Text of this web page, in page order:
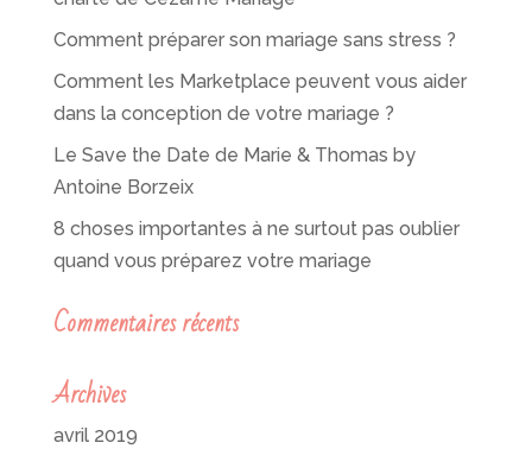
Comment préparer son mariage sans stress ?
Comment les Marketplace peuvent vous aider
dans la conception de votre mariage ?
Le Save the Date de Marie & Thomas by
Antoine Borzeix
8 choses importantes à ne surtout pas oublier
quand vous préparez votre mariage
Commentaires récents
Archives
avril 2019